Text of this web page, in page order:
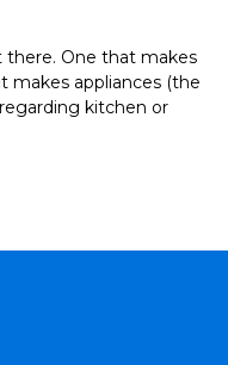
there. One that makes
makes appliances (the
kitchen or